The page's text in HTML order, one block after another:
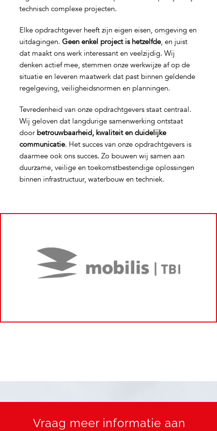
technisch complexe projecten.
Elke opdrachtgever heeft zijn eigen eisen, omgeving en
uitdagingen. Geen enkel project is hetzelfde, en juist
dat maakt ons werk interessant en veelzijdig. Wij
denken actief mee, stemmen onze werkwijze af op de
situatie en leveren maatwerk dat past binnen geldende
regelgeving, veiligheidsnormen en planningen.
Tevredenheid van onze opdrachtgevers staat centraal.
Wij geloven dat langdurige samenwerking ontstaat
door betrouwbaarheid, kwaliteit en duidelijke
communicatie. Het succes van onze opdrachtgevers is
daarmee ook ons succes. Zo bouwen wij samen aan
duurzame, veilige en toekomstbestendige oplossingen
binnen infrastructuur, waterbouw en techniek.
Vraag meer informatie aan